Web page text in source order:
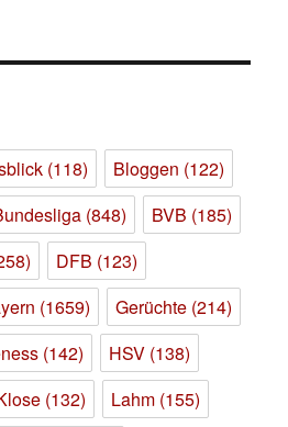
(118) Bloggen (122)
(848) BVB (185)
DFB (123)
(1659) Gerüchte (214)
(142) HSV (138)
(132) Lahm (155)